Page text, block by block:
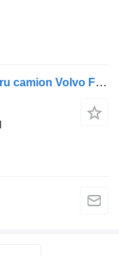
Pompă de combustibil Bosch pentru camion Volvo FL4/FL6/FL7/FL10/FL12/FS (1985-2000)